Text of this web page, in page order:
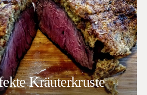
Kräuterkruste